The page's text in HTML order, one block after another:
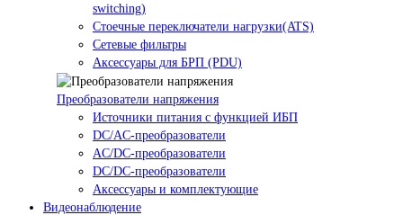
switching)
Стоечные переключатели нагрузки(ATS)
Сетевые фильтры
Аксессуары для БРП (PDU)
Преобразователи напряжения
Источники питания c функцией ИБП
DC/AC-преобразователи
AC/DC-преобразователи
DC/DC-преобразователи
Аксессуары и комплектующие
Видеонаблюдение